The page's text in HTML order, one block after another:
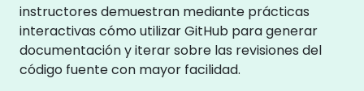
instructores demuestran mediante prácticas
interactivas cómo utilizar GitHub para generar
documentación y iterar sobre las revisiones del
código fuente con mayor facilidad.